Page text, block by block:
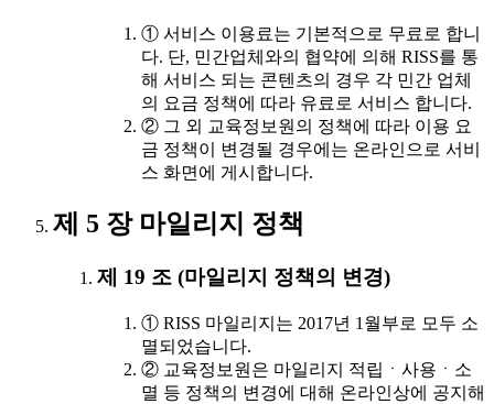
① 서비스 이용료는 기본적으로 무료로 합니
다. 단, 민간업체와의 협약에 의해 RISS를 통
해 서비스 되는 콘텐츠의 경우 각 민간 업체
의 요금 정책에 따라 유료로 서비스 합니다.
② 그 외 교육정보원의 정책에 따라 이용 요
금 정책이 변경될 경우에는 온라인으로 서비
스 화면에 게시합니다.
제 5 장 마일리지 정책
제 19 조 (마일리지 정책의 변경)
① RISS 마일리지는 2017년 1월부로 모두 소
멸되었습니다.
② 교육정보원은 마일리지 적립ㆍ사용ㆍ소
멸 등 정책의 변경에 대해 온라인상에 공지해